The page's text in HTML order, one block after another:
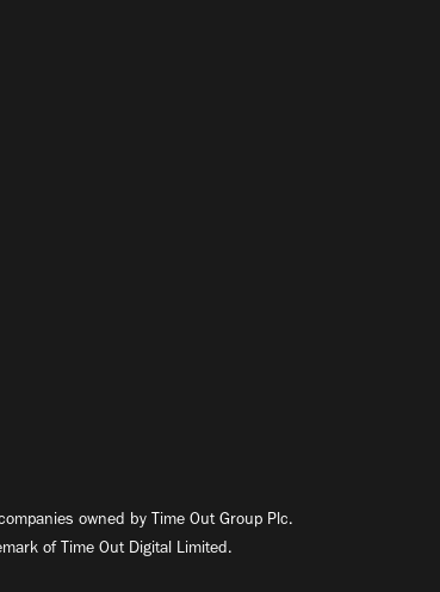
owned by Time Out Group Plc.
of Time Out Digital Limited.